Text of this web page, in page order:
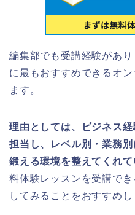
編集部でも受講経験があ
に最もおすすめできるオ
ます。
理由としては、ビジネス
担当し、レベル別・業務
鍛える環境を整えてくれて
料体験レッスンを受講で
してみることをおすすめし